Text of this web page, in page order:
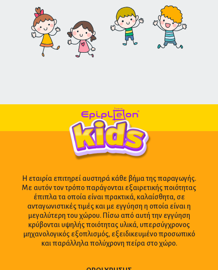
Η εταιρία επιτηρεί αυστηρά κάθε βήμα της παραγωγής.
Με αυτόν τον τρόπο παράγονται εξαιρετικής ποιότητας
έπιπλα τα οποία είναι πρακτικά, καλαίσθητα, σε
ανταγωνιστικές τιμές και με εγγύηση η οποία είναι η
μεγαλύτερη του χώρου. Πίσω από αυτή την εγγύηση
κρύβονται υψηλής ποιότητας υλικά, υπερσύγχρονος
μηχανολογικός εξοπλισμός, εξειδικευμένο προσωπικό
και παράλληλα πολύχρονη πείρα στο χώρο.